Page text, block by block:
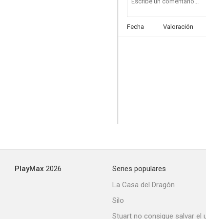
Fecha Valoración
PlayMax 2026
Series populares
La Casa del Dragón
Silo